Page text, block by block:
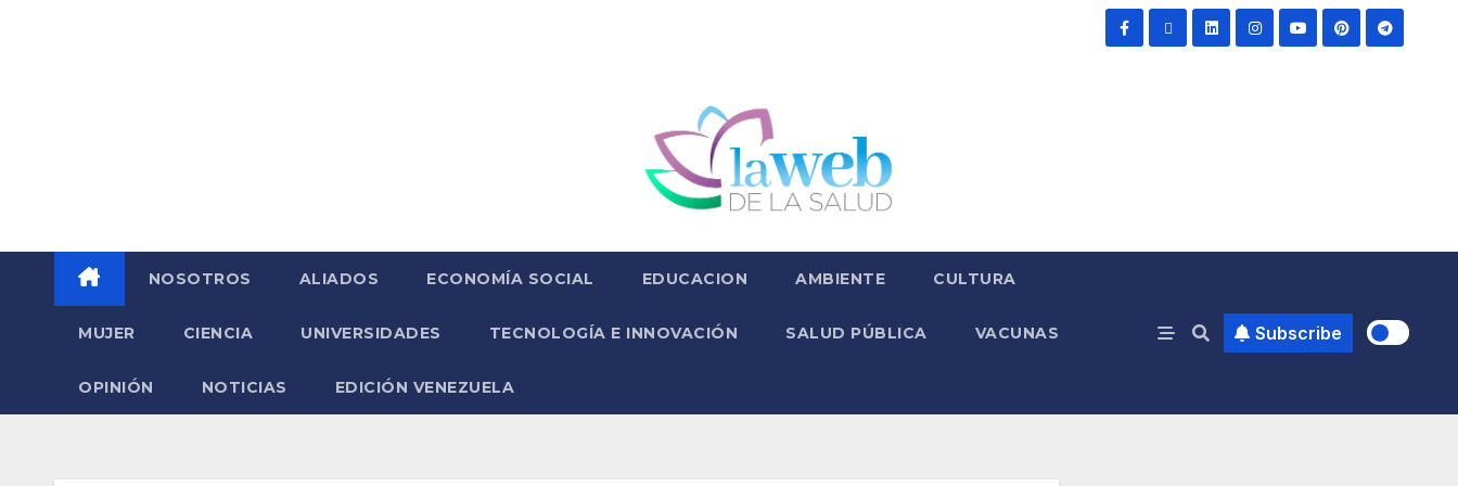
NOSOTROS ALIADOS ECONOMÍA SOCIAL EDUCACION AMBIENTE CULTURA
MUJER CIENCIA UNIVERSIDADES TECNOLOGÍA E INNOVACIÓN SALUD PÚBLICA VACUNAS
OPINIÓN NOTICIAS EDICIÓN VENEZUELA
Subscribe